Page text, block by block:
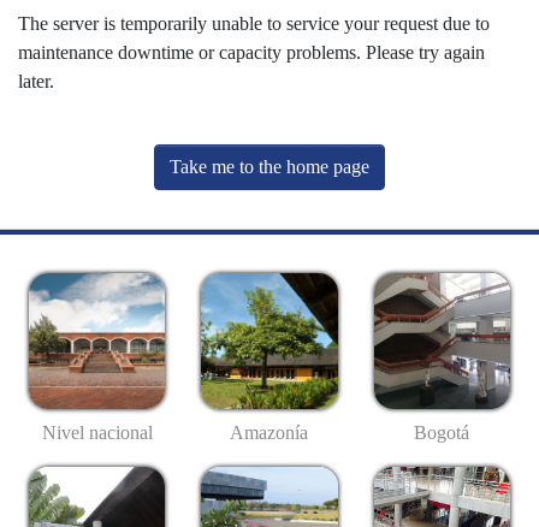
The server is temporarily unable to service your request due to
maintenance downtime or capacity problems. Please try again
later.
Take me to the home page
Nivel nacional Amazonía Bogotá